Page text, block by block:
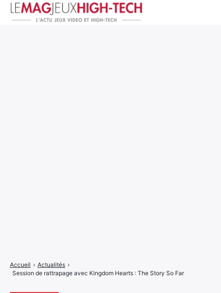
Accueil › Actualités ›
Session de rattrapage avec Kingdom Hearts : The Story So Far